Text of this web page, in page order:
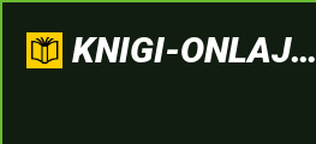
KNIGI-ONLAJN.COM